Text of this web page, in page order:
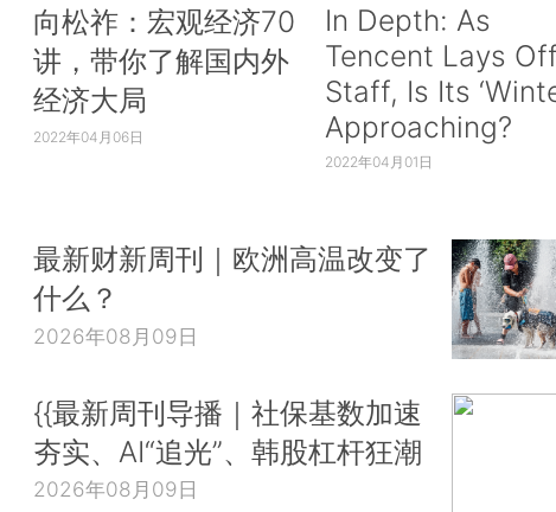
向松祚：宏观经济70
讲，带你了解国内外
经济大局
2022年04月06日
In Depth: As
Tencent Lays Off
Staff, Is Its
Approaching?
2022年04月01日
最新财新周刊｜欧洲高温改变了
什么？
2026年08月09日
{{最新周刊导播｜社保基数加速
夯实、AI“追光”、韩股杠杆狂潮
2026年08月09日